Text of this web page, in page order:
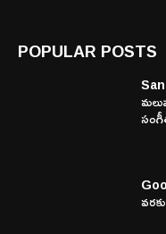
POPULAR POSTS